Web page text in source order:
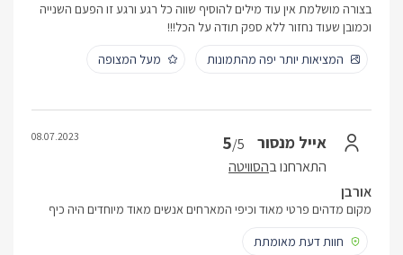
בצורה מושלמת אין עוד מילים להוסיף שווה כל רגע ורגע זו הפעם השנייה
וכמובן שעוד נחזור ללא ספק תודה על הכל!!!
המציאות יותר יפה מהתמונות
מעל המצופה
אייל מנסור 5/5
התארחנו בהסוויטה
08.07.2023
אורבן
מקום מדהים פרטי מאוד וכיפי המארחים אנשים מאוד מיוחדים היה כיף
חוות דעת מאומתת